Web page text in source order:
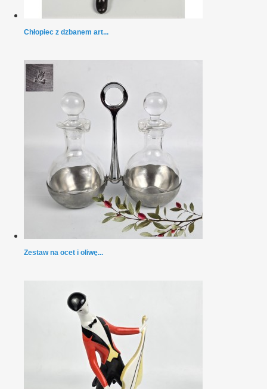
Chłopiec z dzbanem art...
Zestaw na ocet i oliwę...